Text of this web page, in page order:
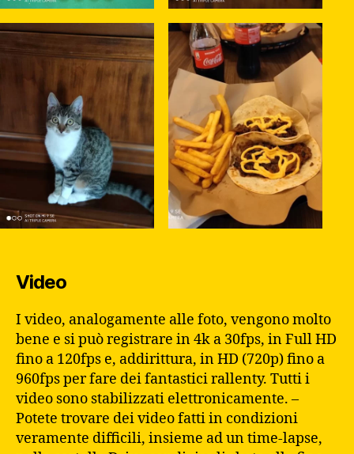
Video
I video, analogamente alle foto, vengono molto
bene e si può registrare in 4k a 30fps, in Full HD
fino a 120fps e, addirittura, in HD (720p) fino a
960fps per fare dei fantastici rallenty. Tutti i
video sono stabilizzati elettronicamente. –
Potete trovare dei video fatti in condizioni
veramente difficili, insieme ad un time-lapse,